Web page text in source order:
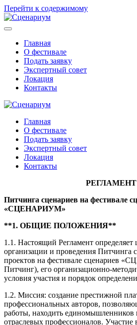
Перейти к содержимому
Главная
О фестивале
Подать заявку
Экспертный совет
Локация
Контакты
Главная
О фестивале
Подать заявку
Экспертный совет
Локация
Контакты
РЕГЛАМЕНТ
Питчинга сценариев на фестивале
«СЦЕНАРИУМ»
**1. ОБЩИЕ ПОЛОЖЕНИЯ**
1.1. Настоящий Регламент определяет
организации и проведения Питчинга
проектов на фестивале сценариев
Питчинг), его организационно-
условия участия и порядок
1.2. Миссия: создание престижной
профессиональных авторов,
работы, находить единомышленников
отраслевых профессионалов. Участие